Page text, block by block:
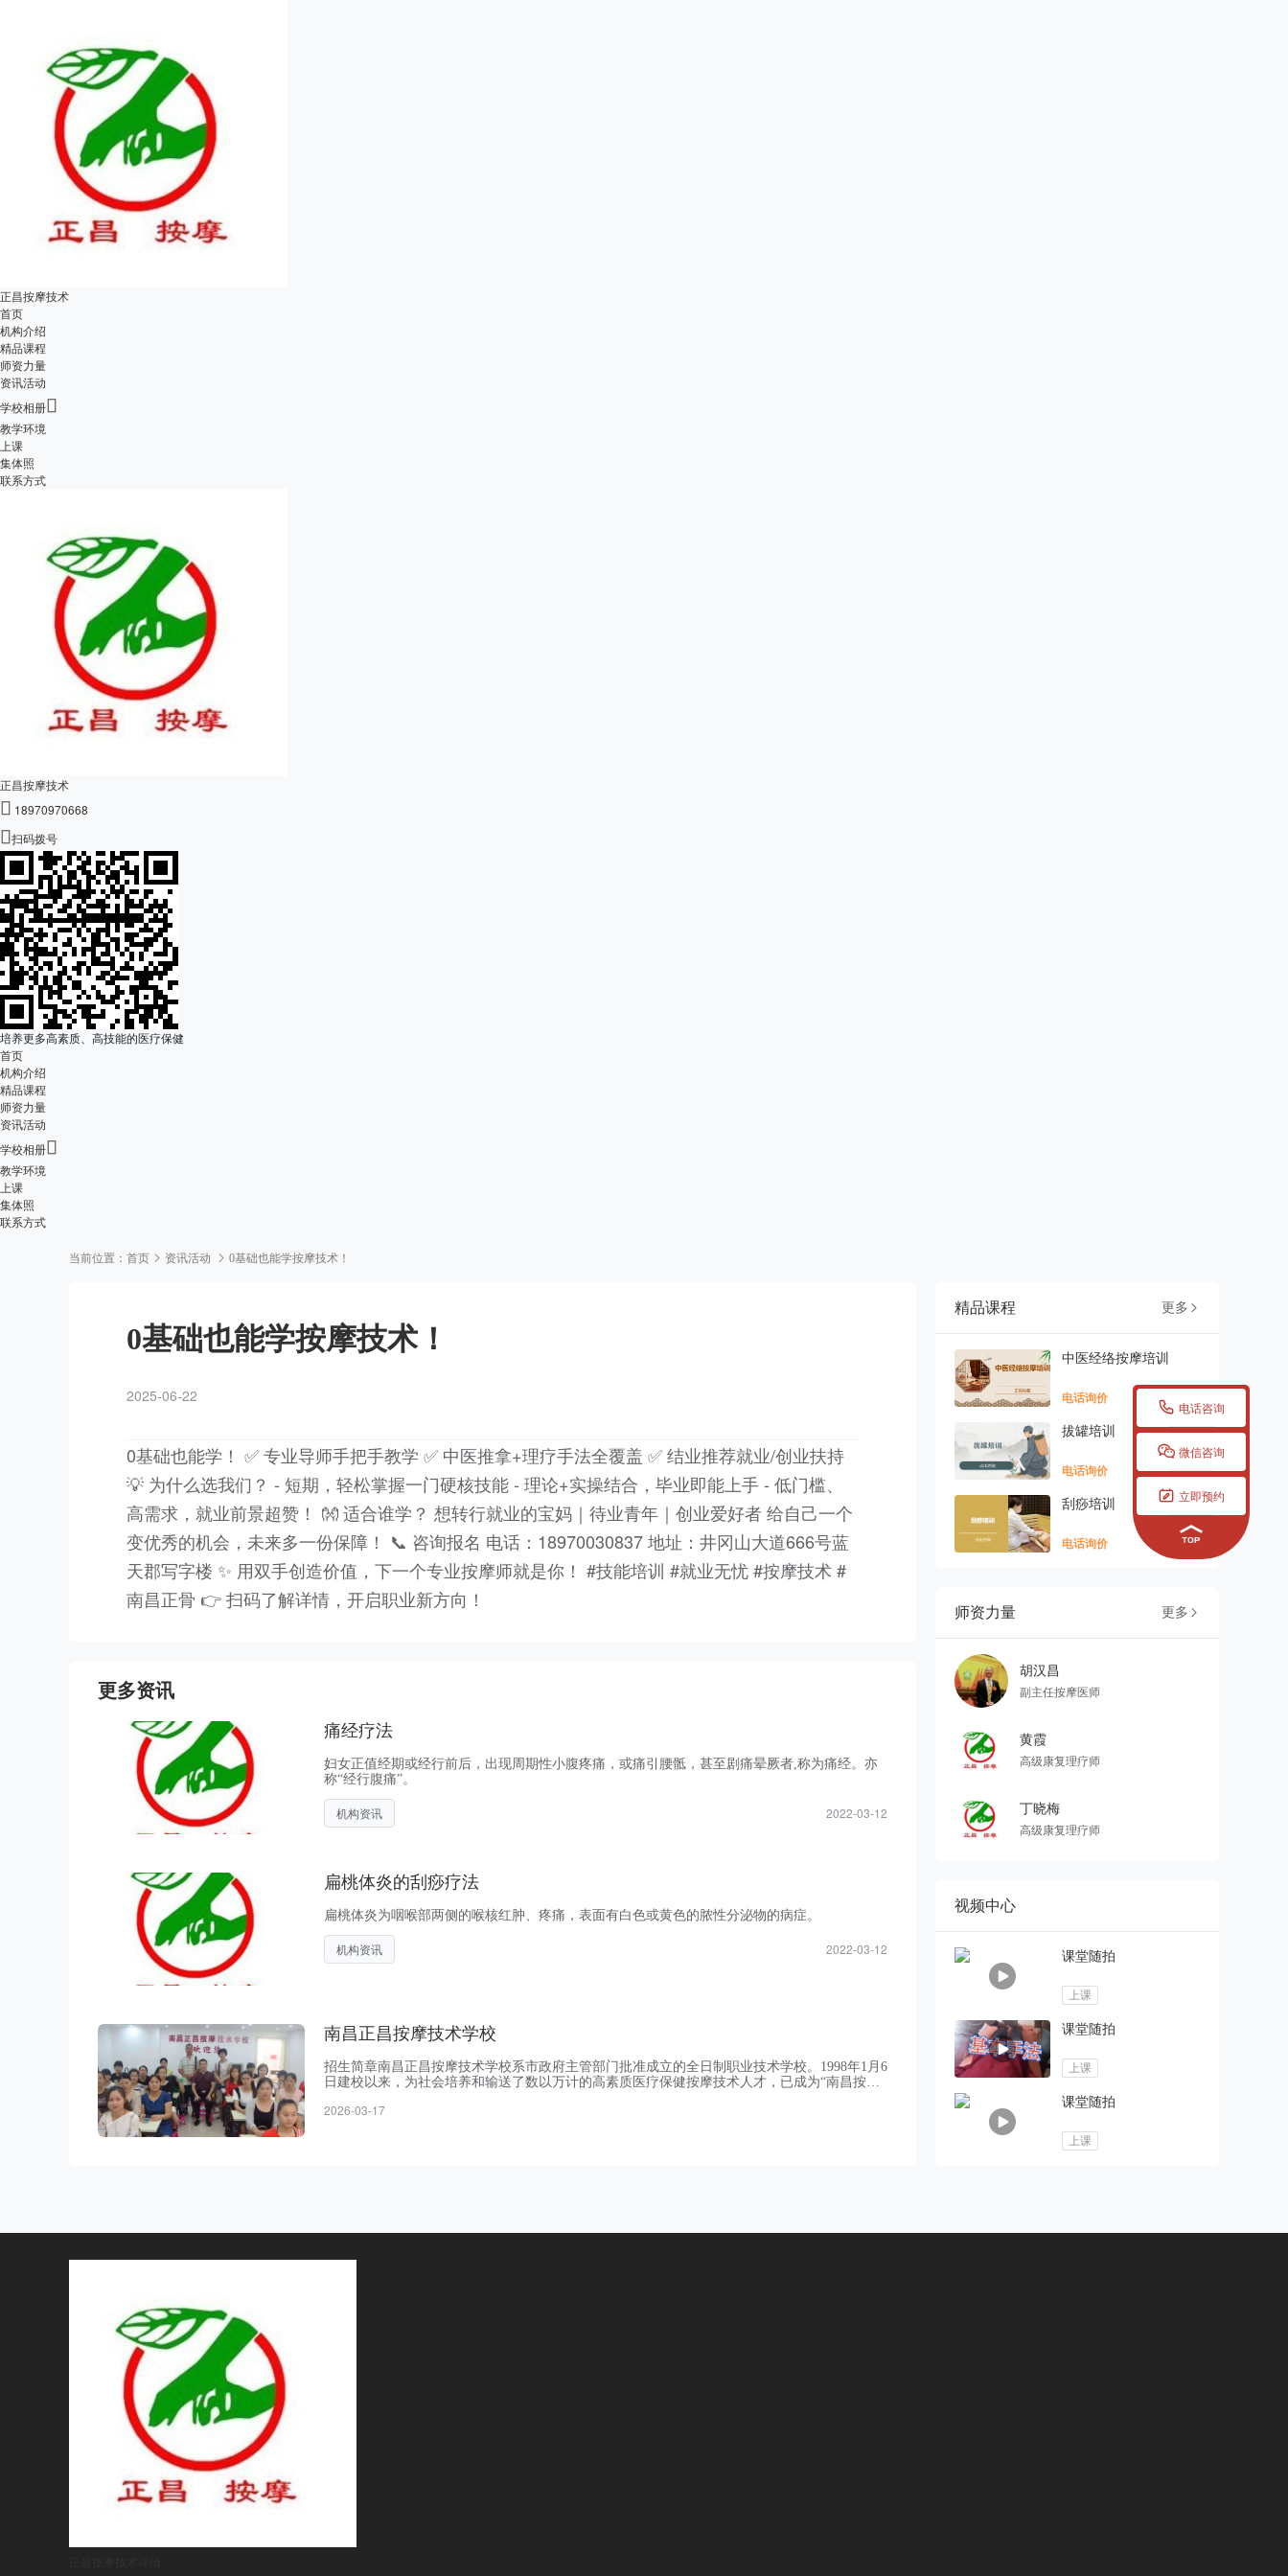
正昌按摩技术
首页
机构介绍
精品课程
师资力量
资讯活动
学校相册
教学环境
上课
集体照
联系方式
正昌按摩技术
 18970970668
扫码拨号
培养更多高素质、高技能的医疗保健
首页
机构介绍
精品课程
师资力量
资讯活动
学校相册
教学环境
上课
集体照
联系方式
 电话咨询
 微信咨询
 立即预约
当前位置： 首页 资讯活动 0基础也能学按摩技术！
0基础也能学按摩技术！
2025-06-22
0基础也能学！ ✅ 专业导师手把手教学 ✅ 中医推拿+理疗手法全覆盖 ✅ 结业推荐就业/创业扶持
💡 为什么选我们？ - 短期，轻松掌握一门硬核技能 - 理论+实操结合，毕业即能上手 - 低门槛、
高需求，就业前景超赞！ 👐 适合谁学？ 想转行就业的宝妈｜待业青年｜创业爱好者 给自己一个
变优秀的机会，未来多一份保障！ 📞 咨询报名 电话：18970030837 地址：井冈山大道666号蓝
天郡写字楼 ✨ 用双手创造价值，下一个专业按摩师就是你！ #技能培训 #就业无忧 #按摩技术 #
南昌正骨 👉 扫码了解详情，开启职业新方向！
更多资讯
痛经疗法
妇女正值经期或经行前后，出现周期性小腹疼痛，或痛引腰骶，甚至剧痛晕厥者,称为痛经。亦
称“经行腹痛”。
机构资讯 2022-03-12
扁桃体炎的刮痧疗法
扁桃体炎为咽喉部两侧的喉核红肿、疼痛，表面有白色或黄色的脓性分泌物的病症。
机构资讯 2022-03-12
南昌正昌按摩技术学校
招生简章南昌正昌按摩技术学校系市政府主管部门批准成立的全日制职业技术学校。1998年1月6
日建校以来，为社会培养和输送了数以万计的高素质医疗保健按摩技术人才，已成为“南昌按
素质、高技能的医疗保健按摩人才。一、招生对象：身体健康、品质良好，具有一定文化程度，
2026-03-17
精品课程 更多 
中医经络按摩培训
电话询价
拔罐培训
电话询价
刮痧培训
电话询价
师资力量 更多 
胡汉昌
副主任按摩医师
黄霞
高级康复理疗师
丁晓梅
高级康复理疗师
视频中心
课堂随拍
上课
课堂随拍
上课
课堂随拍
上课